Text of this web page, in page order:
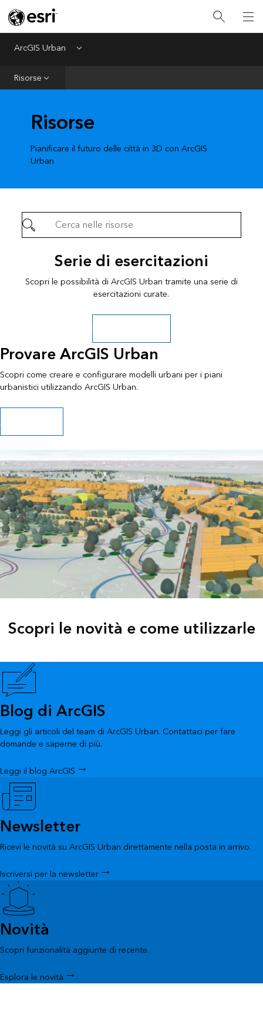
ArcGIS Urban Menu
Risorse
Home
Introduzione
Risorse
Pianificare il futuro delle città in 3D con ArcGIS
Urban
Serie di esercitazioni
Scopri le possibilità di ArcGIS Urban tramite una serie di
esercitazioni curate.
Esplora altri percorsi
Provare ArcGIS Urban
Scopri come creare e configurare modelli urbani per i piani
urbanistici utilizzando ArcGIS Urban.
Avvia il percorso
Scopri le novità e come utilizzarle
Blog di ArcGIS
Leggi gli articoli del team di ArcGIS Urban. Contattaci per fare
domande e saperne di più.
Leggi il blog ArcGIS
Newsletter
Ricevi le novità su ArcGIS Urban direttamente nella posta in arrivo.
Iscriversi per la newsletter
Novità
Scopri funzionalità aggiunte di recente.
Esplora le novità